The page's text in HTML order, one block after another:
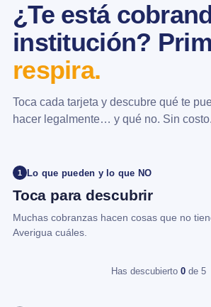
¿Te está
institución?
respira.
Toca cada tarjeta y descubre qué te
hacer legalmente… y qué no. Sin costo.
1 Lo que pueden y lo que NO
Toca para descubrir
Muchas cobranzas hacen cosas que no
Averigua cuáles.
Has descubierto 0 de 5